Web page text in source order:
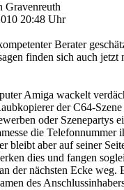
Gravenreuth
20:48 Uhr
Berater
finden sich auch jetzt
Amiga wackelt
der C64-
oder
die
bleibt aber auf seiner
dies und fangen
der nächsten Ecke weg.
des